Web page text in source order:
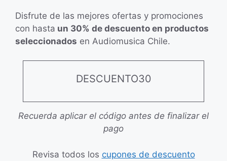
Disfrute de las mejores ofertas y promociones
con hasta un 30% de descuento en productos
seleccionados en Audiomusica Chile.
DESCUENTO30
Recuerda aplicar el código antes de finalizar el
pago
Revisa todos los cupones de descuento